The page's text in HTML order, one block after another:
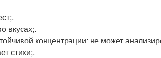
вкусах;.
концентрации: не может
стихи;.